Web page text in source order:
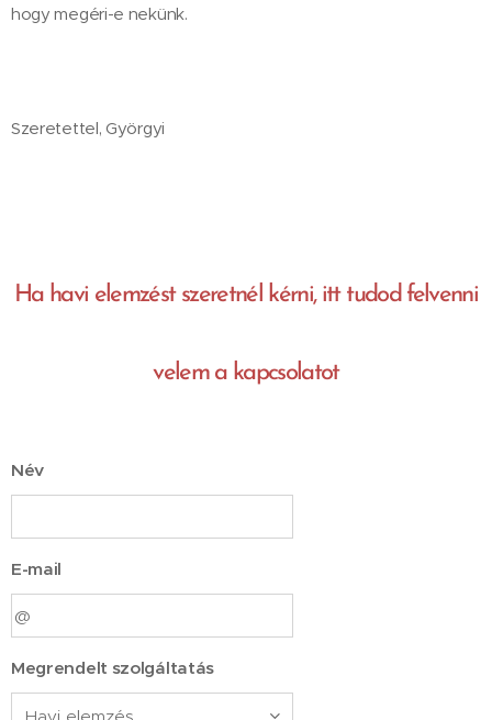
hogy megéri-e nekünk.
Szeretettel, Györgyi
Ha havi elemzést szeretnél kérni, itt tudod felvenni
velem a kapcsolatot
Név
E-mail
Megrendelt szolgáltatás